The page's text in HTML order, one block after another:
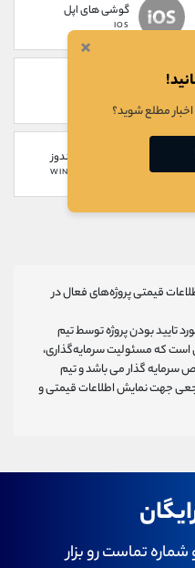
گوشی های اپل
IOS
گوشی های ویندوز
WINDOWS PHONE
قیمتی پروژه‌های فعال در
تایید بودن پروژه توسط تیم
است که مسئولیت سرمایه‌گذاری،
سرمایه گذار می باشد و تیم
جهت نمایش اطلاعات قیمتی و
شماره تماست رو بزار
×
مطلع شوید؟